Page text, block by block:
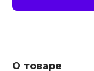
О товаре